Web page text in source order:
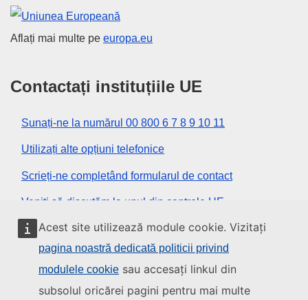
Acest site utilizează module cookie. Vizitați
pagina noastră dedicată politicii privind
modulele cookie sau accesați linkul din
subsolul oricărei pagini pentru mai multe
Uniunea Europeană
Aflați mai multe pe europa.eu
Contactați instituțiile UE
Sunați-ne la numărul 00 800 6 7 8 9 10 11
Utilizați alte opțiuni telefonice
Scrieți-ne completând formularul de contact
Veniți să discutăm la unul din centrele UE
Rețele sociale